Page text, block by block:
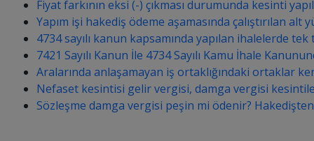
Fiyat farkının eksi (-) çıkması durumunda kesinti
Yapım işi hakediş ödeme aşamasında çalıştırılan
4734 sayılı kanun kapsamında yapılan ihalelerde
7421 Sayılı Kanun İle 4734 Sayılı Kamu İhale
Aralarında anlaşamayan iş ortaklığındaki ortaklar
Nefaset kesintisi gelir vergisi, damga vergisi
Sözleşme damga vergisi peşin mi ödenir?